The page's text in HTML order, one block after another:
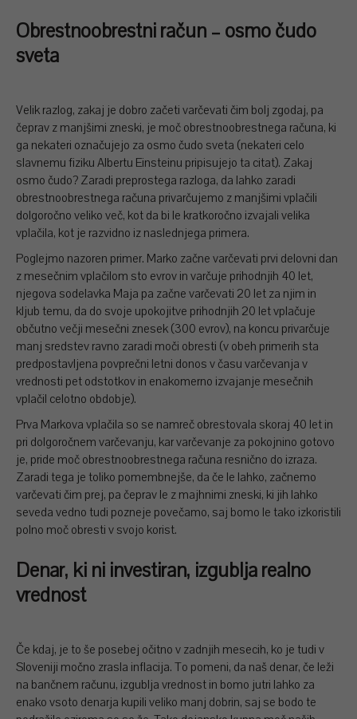
Obrestnoobrestni račun – osmo čudo
sveta
Velik razlog, zakaj je dobro začeti varčevati čim bolj zgodaj, pa
čeprav z manjšimi zneski, je moč obrestnoobrestnega računa, ki
ga nekateri označujejo za osmo čudo sveta (nekateri celo
slavnemu fiziku Albertu Einsteinu pripisujejo ta citat). Zakaj
osmo čudo? Zaradi preprostega razloga, da lahko zaradi
obrestnoobrestnega računa privarčujemo z manjšimi vplačili
dolgoročno veliko več, kot da bi le kratkoročno izvajali velika
vplačila, kot je razvidno iz naslednjega primera.
Poglejmo nazoren primer. Marko začne varčevati prvi delovni dan
z mesečnim vplačilom sto evrov in varčuje prihodnjih 40 let,
njegova sodelavka Maja pa začne varčevati 20 let za njim in
kljub temu, da do svoje upokojitve prihodnjih 20 let vplačuje
občutno večji mesečni znesek (300 evrov), na koncu privarčuje
manj sredstev ravno zaradi moči obresti (v obeh primerih sta
predpostavljena povprečni letni donos v času varčevanja v
vrednosti pet odstotkov in enakomerno izvajanje mesečnih
vplačil celotno obdobje).
Prva Markova vplačila so se namreč obrestovala skoraj 40 let in
pri dolgoročnem varčevanju, kar varčevanje za pokojnino gotovo
je, pride moč obrestnoobrestnega računa resnično do izraza.
Zaradi tega je toliko pomembnejše, da če le lahko, začnemo
varčevati čim prej, pa čeprav le z majhnimi zneski, ki jih lahko
seveda vedno tudi pozneje povečamo, saj bomo le tako izkoristili
polno moč obresti v svojo korist.
Denar, ki ni investiran, izgublja realno
vrednost
Če kdaj, je to še posebej očitno v zadnjih mesecih, ko je tudi v
Sloveniji močno zrasla inflacija. To pomeni, da naš denar, če leži
na bančnem računu, izgublja vrednost in bomo jutri lahko za
enako vsoto denarja kupili veliko manj dobrin, saj se bodo te